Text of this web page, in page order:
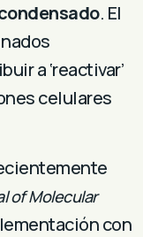
. El
a ‘reactivar’
celulares
of Molecular
con